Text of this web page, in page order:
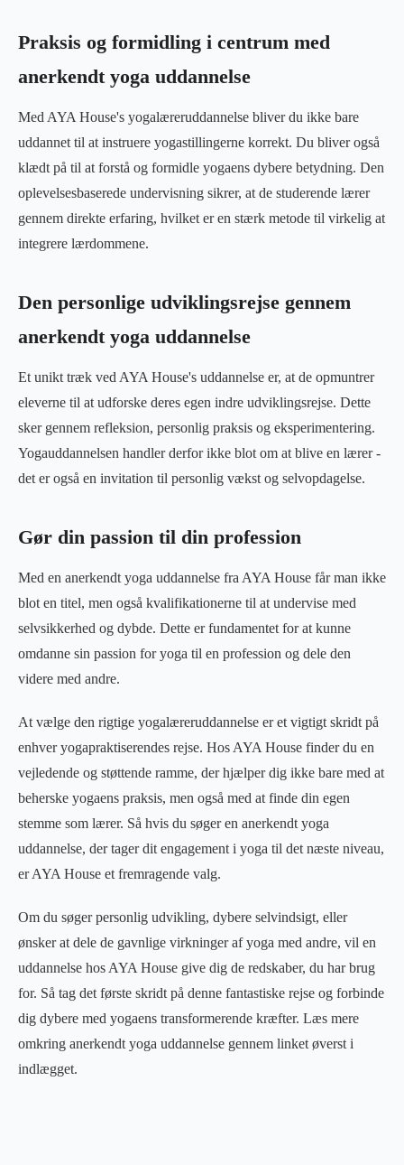
Praksis og formidling i centrum med
anerkendt yoga uddannelse
Med AYA House's yogalæreruddannelse bliver du ikke bare
uddannet til at instruere yogastillingerne korrekt. Du bliver også
klædt på til at forstå og formidle yogaens dybere betydning. Den
oplevelsesbaserede undervisning sikrer, at de studerende lærer
gennem direkte erfaring, hvilket er en stærk metode til virkelig at
integrere lærdommene.
Den personlige udviklingsrejse gennem
anerkendt yoga uddannelse
Et unikt træk ved AYA House's uddannelse er, at de opmuntrer
eleverne til at udforske deres egen indre udviklingsrejse. Dette
sker gennem refleksion, personlig praksis og eksperimentering.
Yogauddannelsen handler derfor ikke blot om at blive en lærer -
det er også en invitation til personlig vækst og selvopdagelse.
Gør din passion til din profession
Med en anerkendt yoga uddannelse fra AYA House får man ikke
blot en titel, men også kvalifikationerne til at undervise med
selvsikkerhed og dybde. Dette er fundamentet for at kunne
omdanne sin passion for yoga til en profession og dele den
videre med andre.
At vælge den rigtige yogalæreruddannelse er et vigtigt skridt på
enhver yogapraktiserendes rejse. Hos AYA House finder du en
vejledende og støttende ramme, der hjælper dig ikke bare med at
beherske yogaens praksis, men også med at finde din egen
stemme som lærer. Så hvis du søger en anerkendt yoga
uddannelse, der tager dit engagement i yoga til det næste niveau,
er AYA House et fremragende valg.
Om du søger personlig udvikling, dybere selvindsigt, eller
ønsker at dele de gavnlige virkninger af yoga med andre, vil en
uddannelse hos AYA House give dig de redskaber, du har brug
for. Så tag det første skridt på denne fantastiske rejse og forbinde
dig dybere med yogaens transformerende kræfter. Læs mere
omkring anerkendt yoga uddannelse gennem linket øverst i
indlægget.